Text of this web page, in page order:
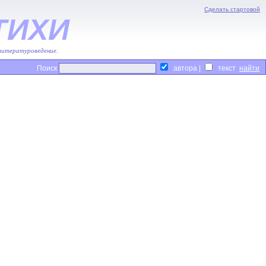
Сделать стартовой
Поиск автора | текст